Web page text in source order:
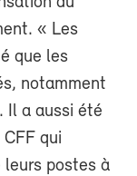
« Les
que les
notamment
Il a aussi été
qui
leurs postes à